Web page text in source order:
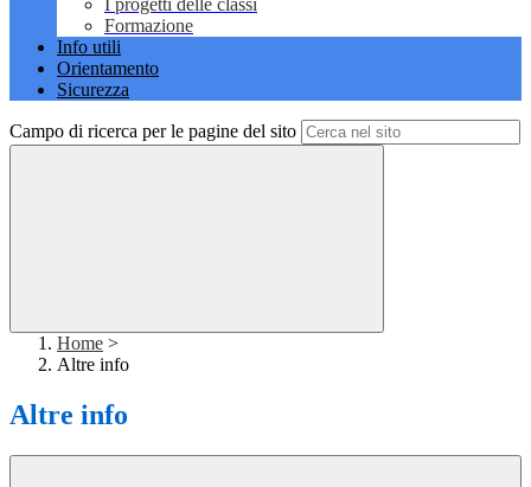
I progetti delle classi
Formazione
Info utili
Orientamento
Sicurezza
Campo di ricerca per le pagine del sito
Home >
Altre info
Altre info